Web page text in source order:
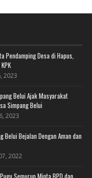
Pendamping Desa di Hapus,
2023
Belui Ajak Masyarakat
Simpang Belui
2023
Belui Bejalan Dengan Aman dan
2022
Semurup Minta BPD dan